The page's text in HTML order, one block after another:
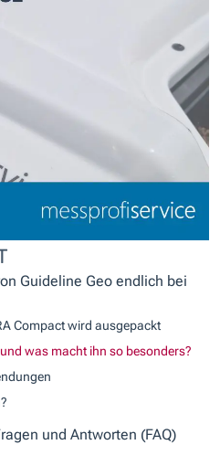
Guideline Geo endlich bei
Compact wird ausgepackt
was macht ihn so besonders?
und Antworten (FAQ)